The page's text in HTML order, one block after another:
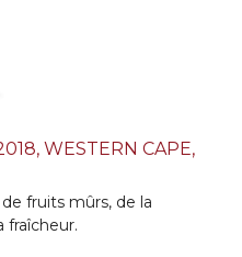
WESTERN CAPE,
fruits mûrs, de la
fraîcheur.